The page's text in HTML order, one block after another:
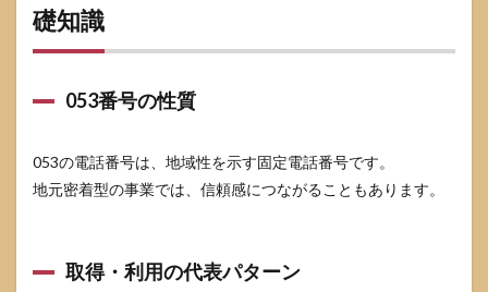
礎知識
053番号の性質
053の電話番号は、地域性を示す固定電話番号です。
地元密着型の事業では、信頼感につながることもあります。
取得・利用の代表パターン